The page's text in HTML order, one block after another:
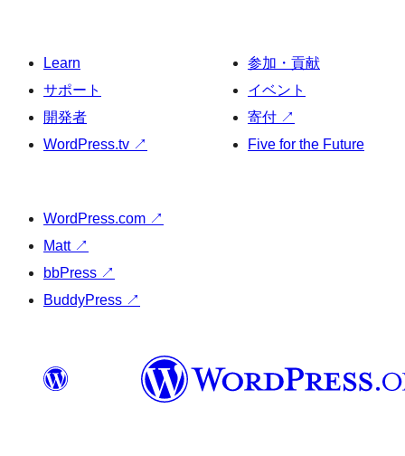
Learn
サポート
開発者
WordPress.tv ↗
参加・貢献
イベント
寄付 ↗
Five for the Future
WordPress.com ↗
Matt ↗
bbPress ↗
BuddyPress ↗